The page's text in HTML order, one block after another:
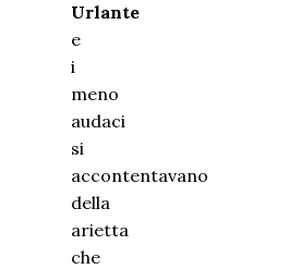
Urlante
e
i
meno
audaci
si
accontentavano
della
arietta
che